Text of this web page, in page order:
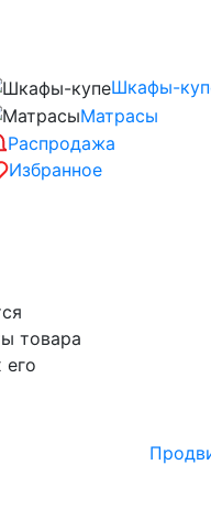
Шкафы-
Матрасы
Распродажа
Избранное
товара
его